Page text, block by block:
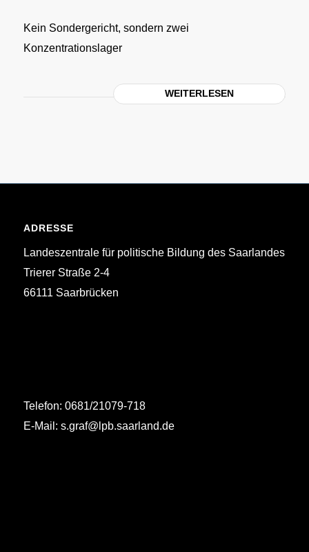
Kein Sondergericht, sondern zwei
Konzentrationslager
WEITERLESEN
ADRESSE
Landeszentrale für politische Bildung des Saarlandes
Trierer Straße 2-4
66111 Saarbrücken
Telefon: 0681/21079-718
E-Mail: s.graf@lpb.saarland.de